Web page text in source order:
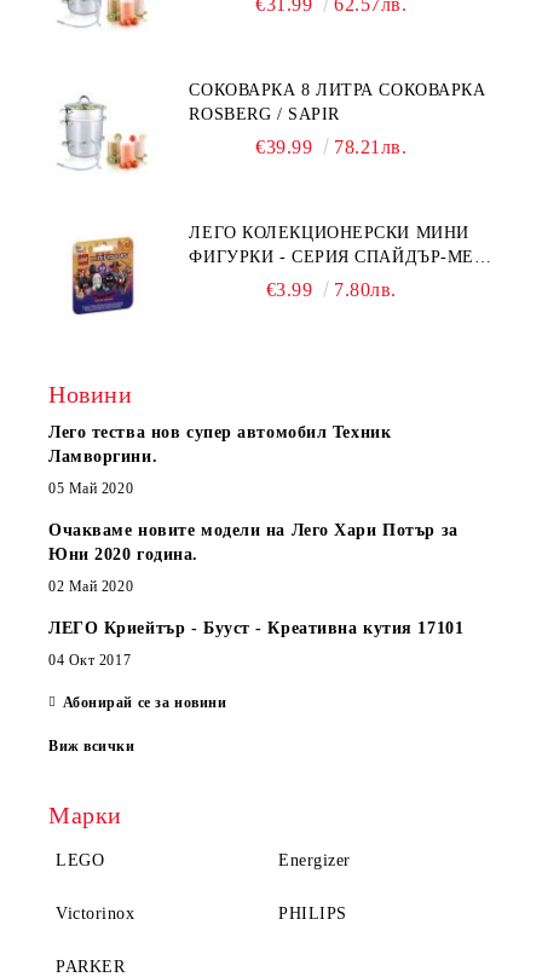
€31.99 62.57лв.
СОКОВАРКА 8 ЛИТРА СОКОВАРКА
ROSBERG / SAPIR
€39.99 78.21лв.
ЛЕГО КОЛЕКЦИОНЕРСКИ МИНИ
ФИГУРКИ - СЕРИЯ СПАЙДЪР-МЕН:
ПРЕЗ СПАЙДИ-ВСЕЛЕНАТА 71050
€3.99 7.80лв.
Новини
Лего тества нов супер автомобил Техник
Ламворгини.
05 Май 2020
Очакваме новите модели на Лего Хари Потър за
Юни 2020 година.
02 Май 2020
ЛЕГО Криейтър - Бууст - Креативна кутия 17101
04 Окт 2017
Абонирай се за новини
Виж всички
Марки
LEGO Energizer
Victorinox PHILIPS
PARKER